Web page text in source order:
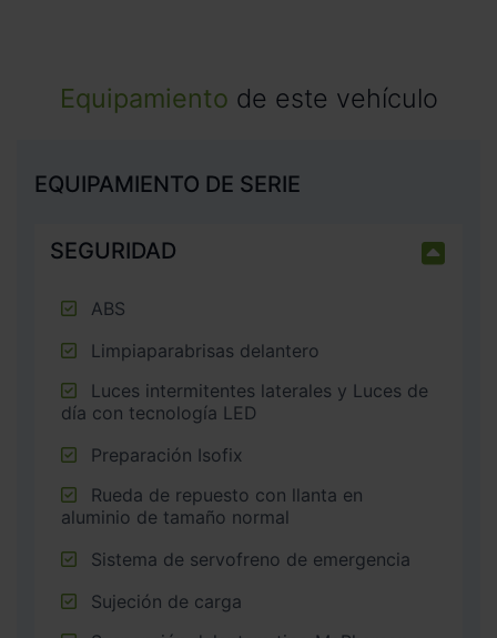
Equipamiento de este vehículo
EQUIPAMIENTO DE SERIE
SEGURIDAD
ABS
Limpiaparabrisas delantero
día con tecnología LED
Preparación Isofix
aluminio de tamaño normal
Sistema de servofreno de emergencia
Sujeción de carga